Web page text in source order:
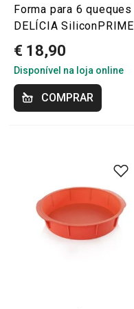
Forma para 6 queques
DELÍCIA SiliconPRIME
€ 18,90
Disponível na loja online
COMPRAR